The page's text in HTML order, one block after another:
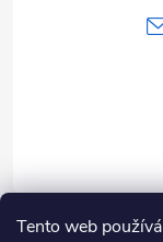
Tento web
Informace pro